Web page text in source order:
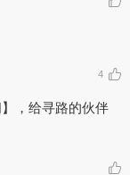
4
，给寻路的伙伴